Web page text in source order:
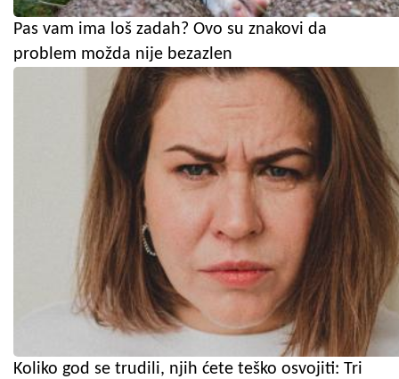
Pas vam ima loš zadah? Ovo su znakovi da
problem možda nije bezazlen
Koliko god se trudili, njih ćete teško osvojiti: Tri